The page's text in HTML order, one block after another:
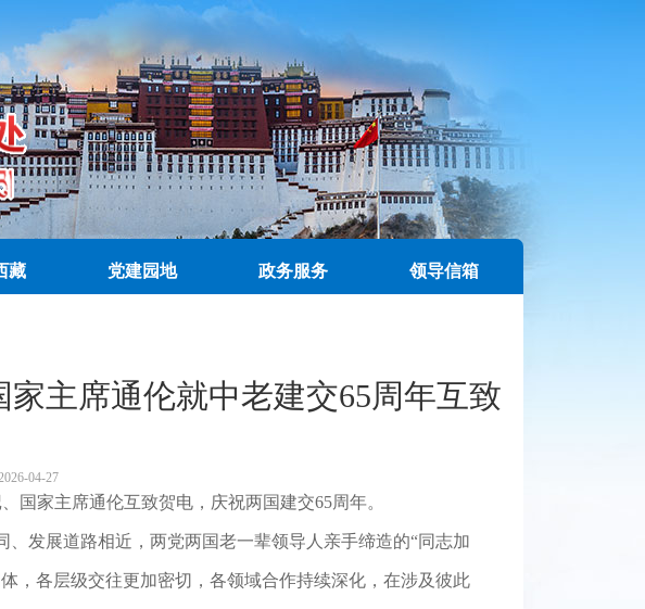
藏 党建园地 政务服务 领导信箱
主席通伦就中老建交65周年互致
04-27
国家主席通伦互致贺电，庆祝两国建交65周年。
发展道路相近，两党两国老一辈领导人亲手缔造的“同志加
，各层级交往更加密切，各领域合作持续深化，在涉及彼此